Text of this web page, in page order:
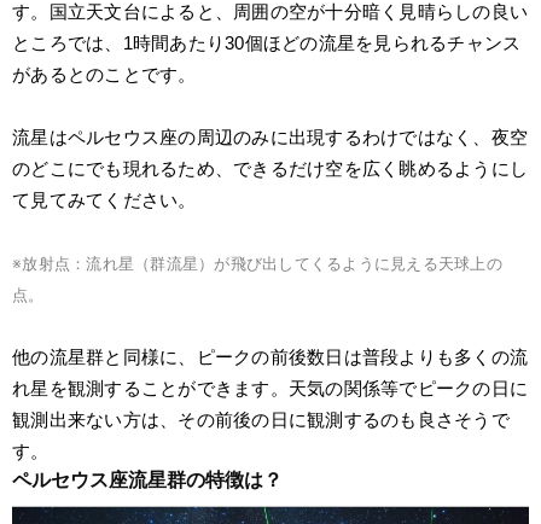
す。国立天文台によると、周囲の空が十分暗く見晴らしの良い
ところでは、1時間あたり30個ほどの流星を見られるチャンス
があるとのことです。
流星はペルセウス座の周辺のみに出現するわけではなく、夜空
のどこにでも現れるため、できるだけ空を広く眺めるようにし
て見てみてください。
※放射点：流れ星（群流星）が飛び出してくるように見える天球上の
点。
他の流星群と同様に、ピークの前後数日は普段よりも多くの流
れ星を観測することができます。天気の関係等でピークの日に
観測出来ない方は、その前後の日に観測するのも良さそうで
す。
ペルセウス座流星群の特徴は？